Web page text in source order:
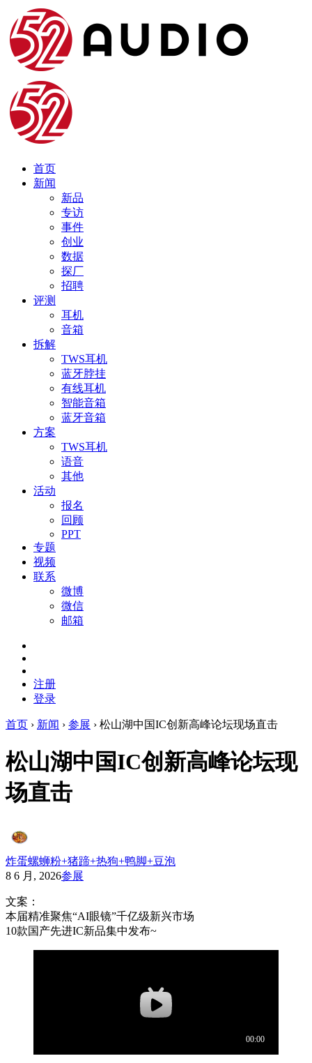
首页
新闻
新品
专访
事件
创业
数据
探厂
招聘
评测
耳机
音箱
拆解
TWS耳机
蓝牙脖挂
有线耳机
智能音箱
蓝牙音箱
方案
TWS耳机
语音
其他
活动
报名
回顾
PPT
专题
视频
联系
微博
微信
邮箱
注册
登录
首页 › 新闻 › 参展 › 松山湖中国IC创新高峰论坛现场直击
松山湖中国IC创新高峰论坛现
场直击
炸蛋螺蛳粉+猪蹄+热狗+鸭脚+豆泡
8 6 月, 2026参展
文案：
本届精准聚焦“AI眼镜”千亿级新兴市场
10款国产先进IC新品集中发布~